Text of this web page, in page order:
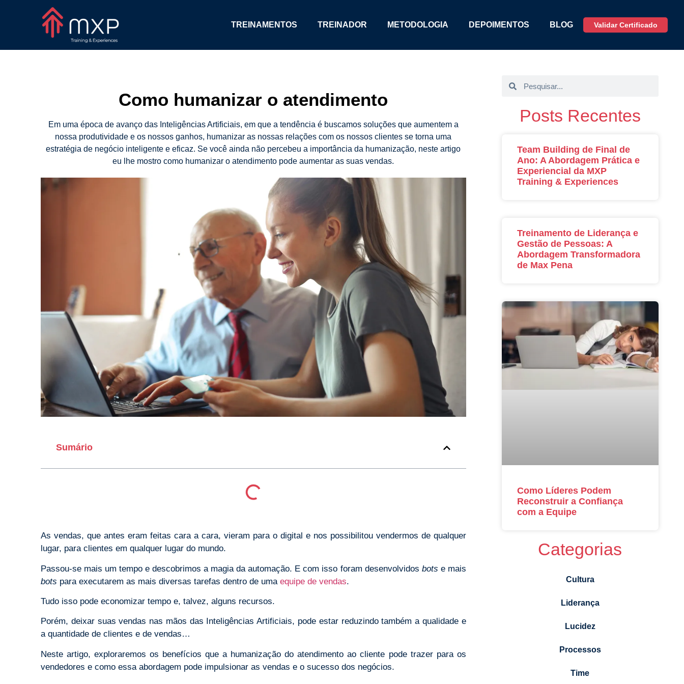
TREINAMENTOS TREINADOR METODOLOGIA DEPOIMENTOS BLOG Validar Certificado
Como humanizar o atendimento
Em uma época de avanço das Inteligências Artificiais, em que a tendência é buscamos soluções que aumentem a
nossa produtividade e os nossos ganhos, humanizar as nossas relações com os nossos clientes se torna uma
estratégia de negócio inteligente e eficaz. Se você ainda não percebeu a importância da humanização, neste artigo
eu lhe mostro como humanizar o atendimento pode aumentar as suas vendas.
Sumário
As vendas, que antes eram feitas cara a cara, vieram para o digital e nos possibilitou vendermos de qualquer
lugar, para clientes em qualquer lugar do mundo.
Passou-se mais um tempo e descobrimos a magia da automação. E com isso foram desenvolvidos bots e mais
bots para executarem as mais diversas tarefas dentro de uma equipe de vendas.
Tudo isso pode economizar tempo e, talvez, alguns recursos.
Porém, deixar suas vendas nas mãos das Inteligências Artificiais, pode estar reduzindo também a qualidade e
a quantidade de clientes e de vendas…
Neste artigo, exploraremos os benefícios que a humanização do atendimento ao cliente pode trazer para os
vendedores e como essa abordagem pode impulsionar as vendas e o sucesso dos negócios.
Posts Recentes
Team Building de Final de
Ano: A Abordagem Prática e
Experiencial da MXP
Training & Experiences
Treinamento de Liderança e
Gestão de Pessoas: A
Abordagem Transformadora
de Max Pena
Como Líderes Podem
Reconstruir a Confiança
com a Equipe
Categorias
Cultura
Liderança
Lucidez
Processos
Time